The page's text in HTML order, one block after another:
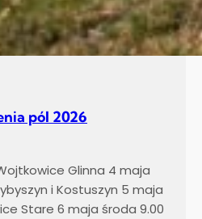
pól 2026
Glinna 4 maja
i Kostuszyn 5 maja
Stare 6 maja środa 9.00